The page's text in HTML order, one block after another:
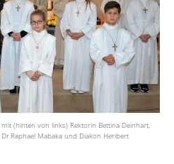
(hinten von links) Rektorin Bettina Deinhart,
Mabaka und Diakon Heribert